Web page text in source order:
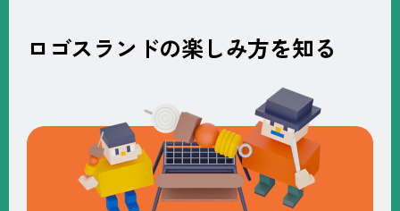
ロゴスランドの楽しみ方を知る